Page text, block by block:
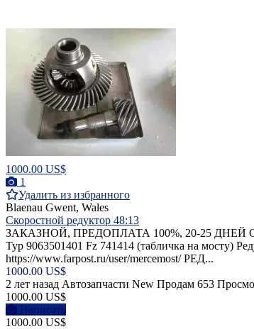
1000.00 US$
1
Удалить из избранного
Blaenau Gwent, Wales
Скоростной редуктор 48:13
ЗАКАЗНОЙ, ПРЕДОПЛАТА 100%, 20-25 ДНЕЙ
Typ 9063501401 Fz 741414 (табличка на мосту)
https://www.farpost.ru/user/mercemost/ РЕД...
1000.00 US$
2 лет назад Автозапчасти New Продам 653
1000.00 US$
Написать
1000.00 US$